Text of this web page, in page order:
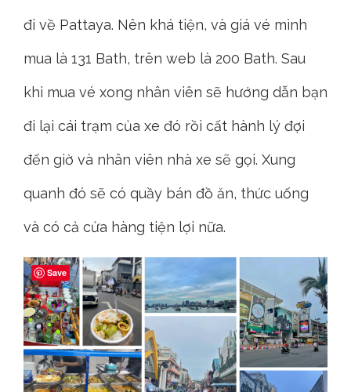
đi về Pattaya. Nên khá tiện, và giá vé mình
mua là 131 Bath, trên web là 200 Bath. Sau
khi mua vé xong nhân viên sẽ hướng dẫn bạn
đi lại cái trạm của xe đó rồi cất hành lý đợi
đến giờ và nhân viên nhà xe sẽ gọi. Xung
quanh đó sẽ có quầy bán đồ ăn, thức uống
và có cả cửa hàng tiện lợi nữa.
Save